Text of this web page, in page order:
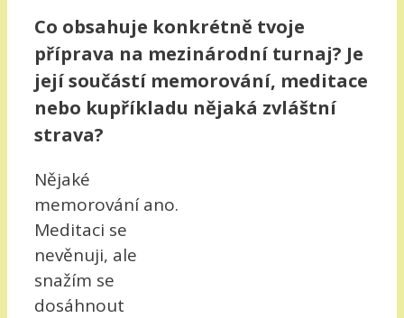
Co obsahuje konkrétně tvoje
příprava na mezinárodní turnaj? Je
její součástí memorování, meditace
nebo kupříkladu nějaká zvláštní
strava?
Nějaké
memorování ano.
Meditaci se
nevěnuji, ale
snažím se
dosáhnout